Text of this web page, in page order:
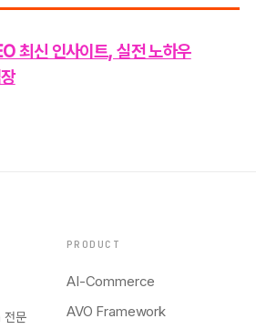
최신 인사이트, 실전 노하우
문
PRODUCT
AI-Commerce
AVO Framework